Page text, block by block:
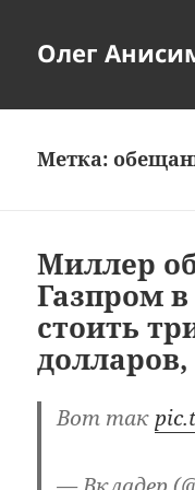
Олег
Метка:
Миллер
Газпром в
стоить
Вот так